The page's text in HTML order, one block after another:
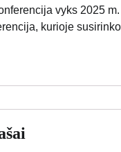
vyks 2025
kurioje